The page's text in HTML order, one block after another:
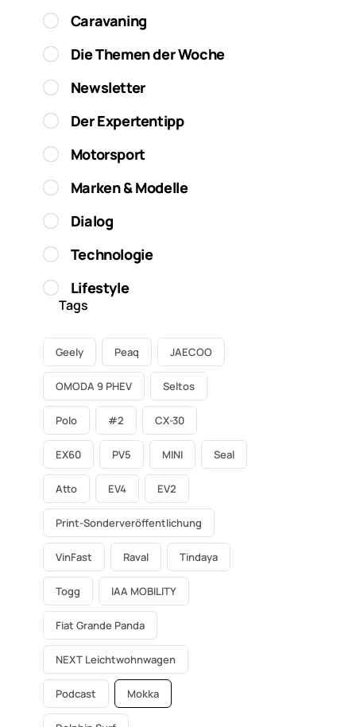
Caravaning
Die Themen der Woche
Newsletter
Der Expertentipp
Motorsport
Marken & Modelle
Dialog
Technologie
Lifestyle
Tags
Geely Peaq JAECOO
OMODA 9 PHEV Seltos
Polo #2 CX-30
EX60 PV5 MINI Seal
Atto EV4 EV2
Print-Sonderveröffentlichung
VinFast Raval Tindaya
Togg IAA MOBILITY
Fiat Grande Panda
NEXT Leichtwohnwagen
Podcast Mokka